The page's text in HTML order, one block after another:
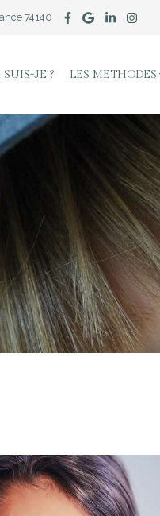
74140
JE ? LES METHODES